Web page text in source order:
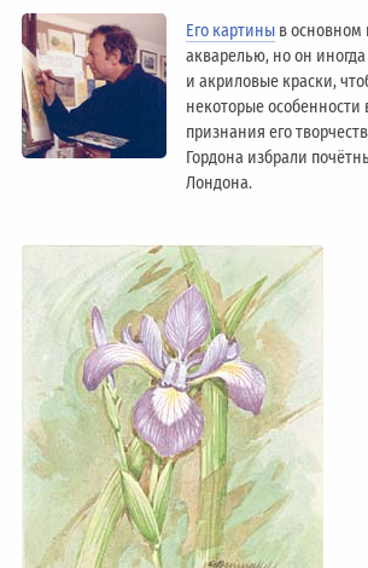
Его картины в
акварелью, но он
и акриловые краски,
некоторые особенности
признания его
Гордона избрали
Лондонa.